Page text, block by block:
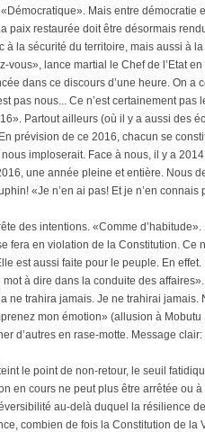
Mais entre démocratie
paix restaurée doit être désormais
à la sécurité du territoire, mais aussi à
vous», lance martial le Chef de l’Etat
dans ce discours d’une heure. On
pas nous... Ce n’est certainement
Partout ailleurs (où il y a aussi des
prévision de ce 2016, chacun se
imploserait. Face à nous, il y a
une année pleine et entière. Nous
«Je n’en ai pas! Et je n’en
des intentions. «Comme
fera en violation de la Constitution. Ce
est aussi faite pour le peuple. En effet.
à dire dans la conduite des affaires».
ne trahira jamais. Je ne trahirai
mon émotion» (allusion à
d’autres en rase-motte. Message
le point de non-retour, le seuil
en cours ne peut plus être arrêtée ou
au-delà duquel la résilience
combien de fois la Constitution de